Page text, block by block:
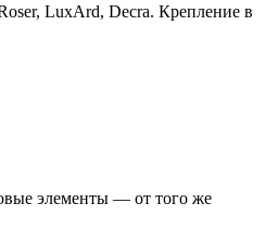
LuxArd, Decra. Крепление в
элементы — от того же